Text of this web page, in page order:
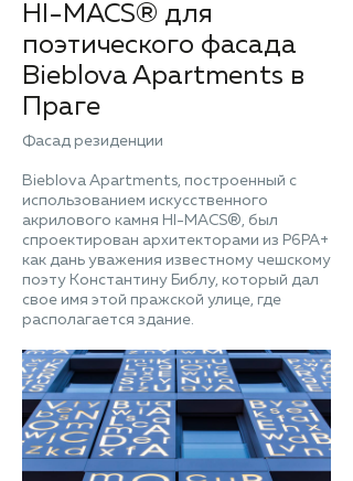
HI-MACS® для
поэтического фасада
Bieblova Apartments в
Праге
Фасад резиденции
Bieblova Apartments, построенный с
использованием искусственного
акрилового камня HI-MACS®, был
спроектирован архитекторами из P6PA+
как дань уважения известному чешскому
поэту Константину Библу, который дал
свое имя этой пражской улице, где
располагается здание.